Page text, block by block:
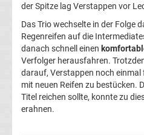
Ergebnisse
La
Liga
der Spitze lag Verstappen vor
Das Trio wechselte in der Folge
Regenreifen auf die
danach schnell einen
Verfolger herausfahren.
darauf, Verstappen noch einmal
mit neuen Reifen zu bestücken.
Titel reichen sollte, konnte zu
erahnen.